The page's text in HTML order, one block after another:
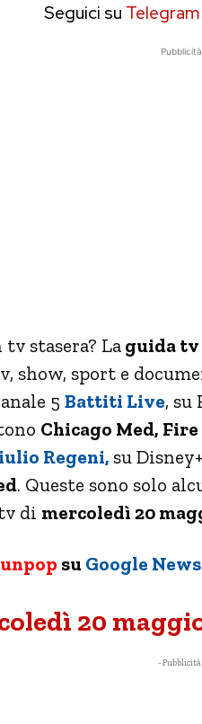
Seguici su Telegram
Pubblicità
tv stasera? La guida tv
show, sport e
5 Battiti Live, su
Chicago Med, Fire
Regeni, su Disney+
. Queste sono solo
di mercoledì 20
su Google News
20
- Pubblicità